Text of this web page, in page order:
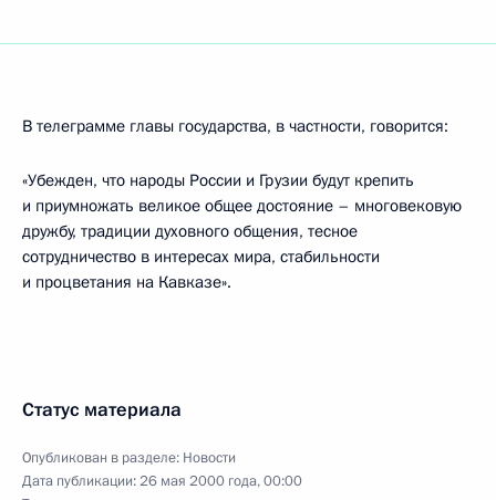
В телеграмме главы государства, в частности, говорится:
«Убежден, что народы России и Грузии будут крепить
и приумножать великое общее достояние – многовековую
дружбу, традиции духовного общения, тесное
сотрудничество в интересах мира, стабильности
и процветания на Кавказе».
Статус материала
Опубликован в разделе: Новости
Дата публикации:26 мая 2000 года, 00:00